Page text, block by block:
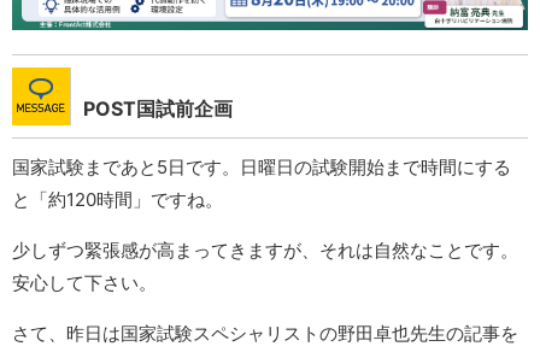
POST国試前企画
国家試験まであと5日です。日曜日の試験開始まで時間にする
と「約120時間」ですね。
少しずつ緊張感が高まってきますが、それは自然なことです。
安心して下さい。
さて、昨日は国家試験スペシャリストの野田卓也先生の記事を